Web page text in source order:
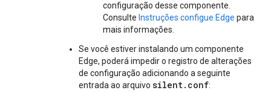
configuração desse componente.
Consulte Instruções configue Edge para
mais informações.
Se você estiver instalando um componente
Edge, poderá impedir o registro de alterações
de configuração adicionando a seguinte
entrada ao arquivo silent.conf: